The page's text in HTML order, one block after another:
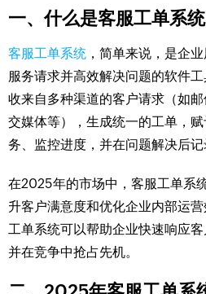
一、什么是客服工单系统
客服工单系统 ，简单来说，是企
服务请求并高效解决问题的软件
收来自多种渠道的客户请求（如
交媒体等），生成统一的工单，
务、监控进度，并在问题解决后记
在2025年的市场中，客服工单系
升客户满意度和优化企业内部运
工单系统可以帮助企业快速响应
并在竞争中抢占先机。